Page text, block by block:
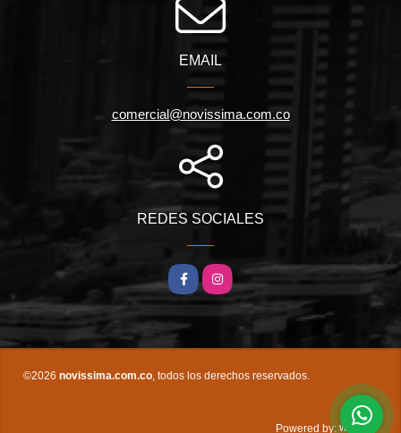
EMAIL
comercial@novissima.com.co
REDES SOCIALES
FacebookInstagram
©2026 novissima.com.co, todos los derechos reservados.
Powered by: wasi.co